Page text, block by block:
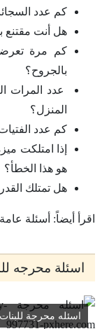
كم عدد
هل أنت مقتنع
كم مرة
بالجروح؟
عدد المرات
المنزل؟
كم عدد
إذا امتلكت
هو هذا الخطأ؟
هل تمتلك
اقرأ أيضاً: أسئلة
اسئلة محرجه
اسئله محرجة للبنات